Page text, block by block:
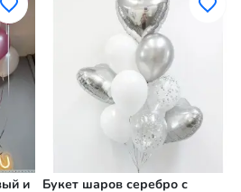
и
Букет шаров серебро с